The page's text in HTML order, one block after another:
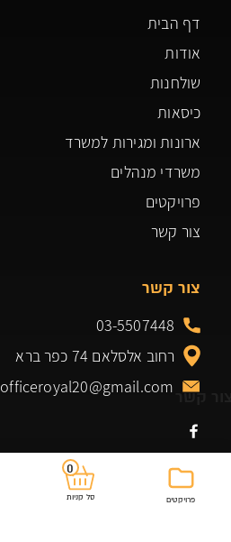
קשר
דף הבית
אודות
שולחנות
כיסאות
ארונות ומגירות למשרד
משרדי מנהלים
פרויקטים
צור קשר
מוצרים שלנו
צור קשר
03-5507448
רחוב אלסלאם 74 כפר ברא
officeroyal20@gmail.com
פרויקטים
0
סל קניות